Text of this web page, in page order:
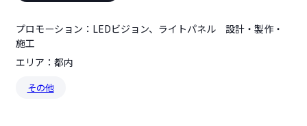
プロモーション：LEDビジョン、ライトパネル 設計・製作・
施工
エリア：都内
その他